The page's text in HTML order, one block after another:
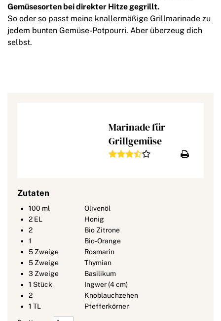
Gemüsesorten bei direkter Hitze gegrillt.
So oder so passt meine knallermäßige Grillmarinade zu
jedem bunten Gemüse-Potpourri. Aber überzeug dich
selbst.
Marinade für
Grillgemüse
Zutaten
100 ml
Olivenöl
2 EL
Honig
2
Bio Zitrone
1
Bio-Orange
5 Zweige
Rosmarin
5 Zweige
Thymian
3 Zweige
Basilikum
1 Stück
Ingwer (4 cm)
2
Knoblauchzehen
1 TL Pfefferkörner